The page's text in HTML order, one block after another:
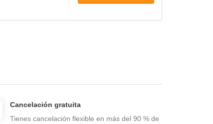
Cancelación gratuita
Tienes cancelación flexible en más del 90 % de